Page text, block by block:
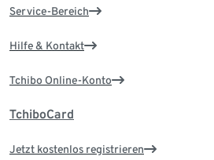
Service-Bereich
Hilfe & Kontakt
Tchibo Online-Konto
TchiboCard
Jetzt kostenlos registrieren